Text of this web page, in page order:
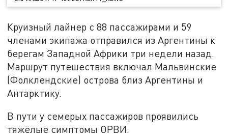
Круизный лайнер с 88 пассажирами и 59
членами экипажа отправился из Аргентины к
берегам Западной Африки три недели назад.
Маршрут путешествия включал Мальвинские
(Фолклендские) острова близ Аргентины и
Антарктику.
В пути у семерых пассажиров проявились
тяжёлые симптомы ОРВИ.